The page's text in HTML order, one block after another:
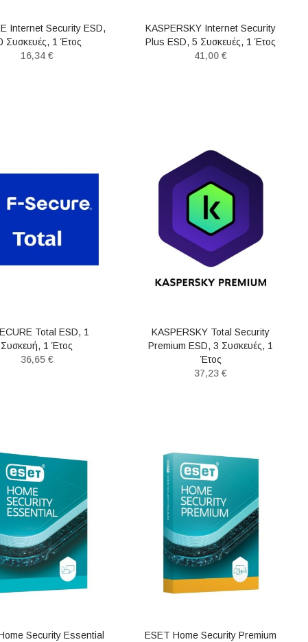
Internet Security ESD,
Συσκευές, 1 Έτος
16,34 €
KASPERSKY Internet Security
Plus ESD, 5 Συσκευές, 1 Έτος
41,00 €
Total ESD, 1
Συσκευή, 1 Έτος
36,65 €
KASPERSKY Total Security
Premium ESD, 3 Συσκευές, 1
Έτος
37,23 €
Security Essential
ESET Home Security Premium
M1EAY0) (ASU90MB1950-M1EAY0)
FHD+Touch/Ultra 7